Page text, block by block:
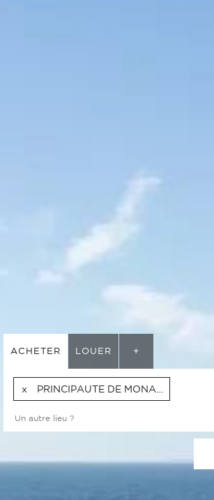
ACHETER LOUER +
PRINCIPAUTE DE MONACO